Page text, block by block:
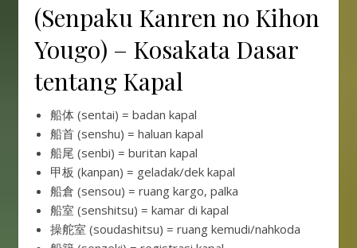
(Senpaku Kanren no Kihon
Yougo) – Kosakata Dasar
tentang Kapal
船体 (sentai) = badan kapal
船首 (senshu) = haluan kapal
船尾 (senbi) = buritan kapal
甲板 (kanpan) = geladak/dek kapal
船倉 (sensou) = ruang kargo, palka
船室 (senshitsu) = kamar di kapal
操舵室 (soudashitsu) = ruang kemudi/nahkoda